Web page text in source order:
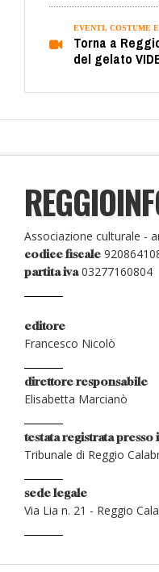
EVENTI, COSTUME
Torna a
del gelato
Associazione culturale -
codice fiscale
partita iva03277160804
editore
Francesco Nicolò
direttore responsabile
Elisabetta Marcianò
testata registrata presso
Tribunale di Reggio
sede legale
Via Lia n. 21 - Reggio